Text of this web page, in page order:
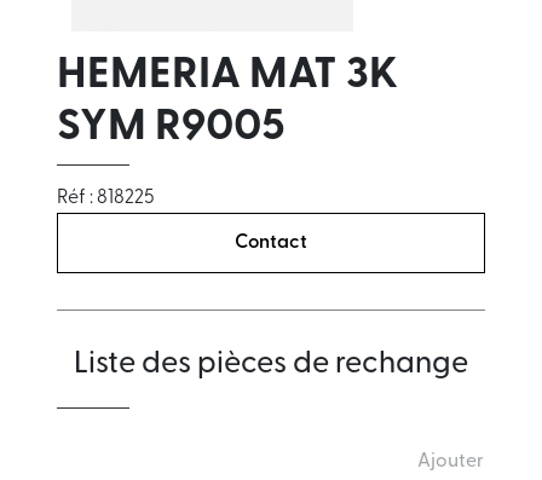
HEMERIA MAT 3K
SYM R9005
Réf : 818225
Contact
Liste des pièces de rechange
Ajouter